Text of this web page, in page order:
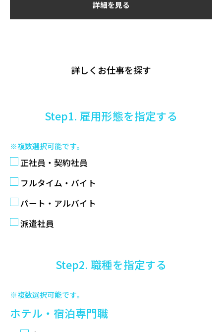
詳細を見る
詳しくお仕事を探す
Step1. 雇用形態を指定する
※複数選択可能です。
正社員・契約社員
フルタイム・バイト
パート・アルバイト
派遣社員
Step2. 職種を指定する
※複数選択可能です。
ホテル・宿泊専門職